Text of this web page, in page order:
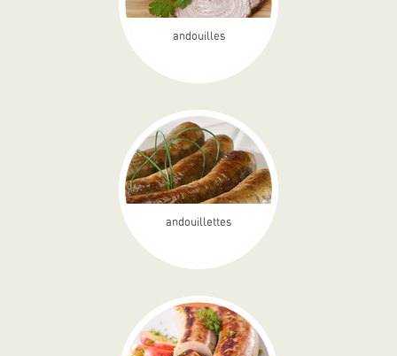
andouilles
andouillettes